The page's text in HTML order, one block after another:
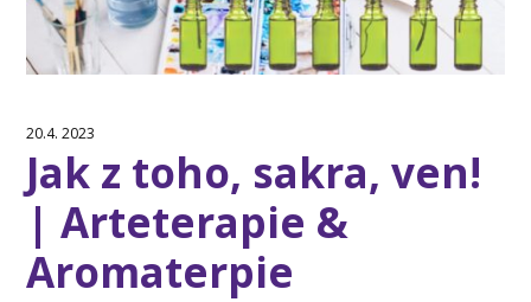
20.4. 2023
Jak z toho, sakra, ven!
| Arteterapie &
Aromaterpie